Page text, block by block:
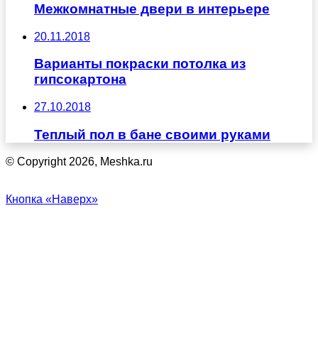
Межкомнатные двери в интерьере
20.11.2018
Варианты покраски потолка из
гипсокартона
27.10.2018
Теплый пол в бане своими руками
© Copyright 2026, Meshka.ru
Кнопка «Наверх»